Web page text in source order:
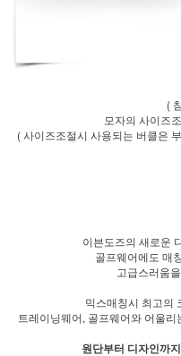
(
모자의 사이즈
( 사이즈조절시 사용되는 버클은
이븐도즈의 새로운
골프웨어에도 매
고급스러움
믹스매칭시 최고의
트레이닝웨어, 골프웨어와 어울
원단부터 디자인까